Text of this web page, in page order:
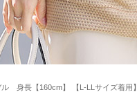
ル 身長【160cm】 【L-LLサイズ着用】